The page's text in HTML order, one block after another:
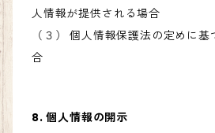
人情報が提供される場合
（３） 個人情報保護法の定めに
合
8. 個人情報の開示